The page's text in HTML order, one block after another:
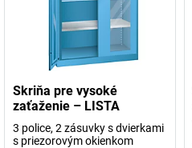
Skriňa pre vysoké
zaťaženie – LISTA
3 police, 2 zásuvky s dvierkami
s priezorovým okienkom